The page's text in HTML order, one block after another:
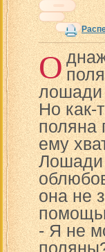
О
лошади
Но как-
поляна
ему
Лошади
она не
- Я не